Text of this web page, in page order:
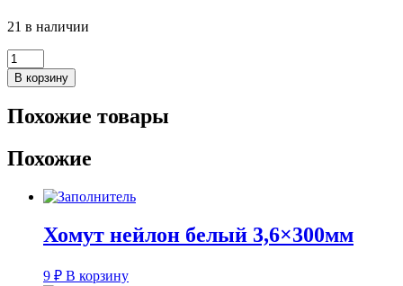
21 в наличии
Количество
товара
Хомут-
REXANT
0155-
25
В корзину
Похожие товары
Похожие
Хомут нейлон белый 3,6×300мм
9 ₽ В корзину